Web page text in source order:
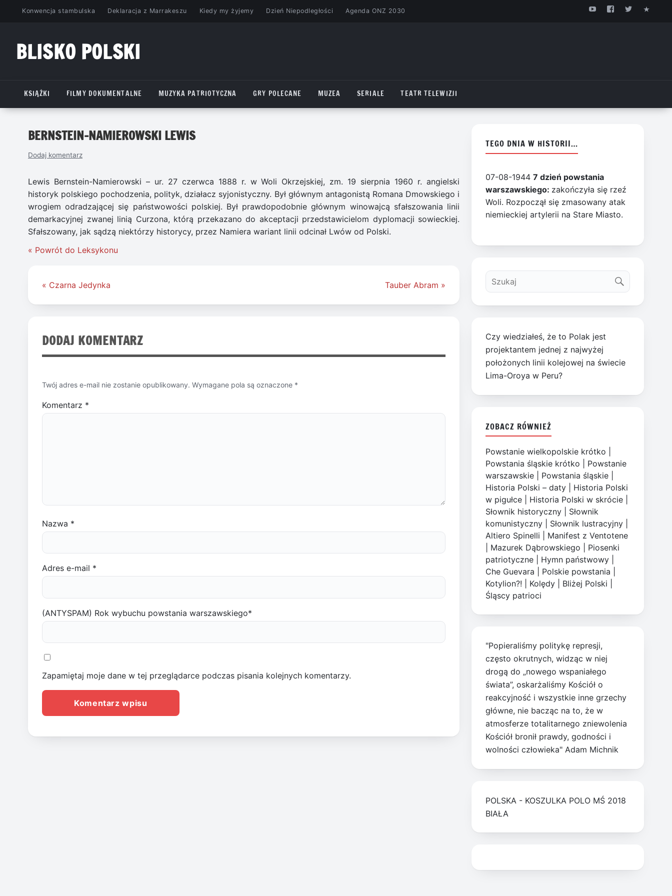
PrzejdźKonwencja stambulska Deklaracja z Marrakeszu Kiedy my żyjemy Dzień Niepodległości Agenda ONZ 2030
BLISKO POLSKI
KSIĄŻKI
FILMY DOKUMENTALNE MUZYKA PATRIOTYCZNA GRY POLECANE MUZEA SERIALE TEATR TELEWIZJI
BERNSTEIN-NAMIEROWSKI LEWIS
Dodaj komentarz
Lewis Bernstein-Namierowski – ur. 27 czerwca 1888 r. w Woli Okrzejskiej, zm. 19 sierpnia 1960 r. angielski
historyk polskiego pochodzenia, polityk, działacz syjonistyczny. Był głównym antagonistą Romana Dmowskiego i
wrogiem odradzającej się państwowości polskiej. Był prawdopodobnie głównym winowajcą sfałszowania linii
demarkacyjnej zwanej linią Curzona, którą przekazano do akceptacji przedstawicielom dyplomacji sowieckiej.
Sfałszowany, jak sądzą niektórzy historycy, przez Namiera wariant linii odcinał Lwów od Polski.
« Powrót do Leksykonu
Nawigacja
« Czarna Jedynka Tauber Abram »
DODAJ KOMENTARZ
Twój adres e-mail nie zostanie opublikowany. Wymagane pola są oznaczone *
Komentarz *
Nazwa *
Adres e-mail *
(ANTYSPAM) Rok wybuchu powstania warszawskiego*
Zapamiętaj moje dane w tej przeglądarce podczas pisania kolejnych komentarzy.
TEGO DNIA W HISTORII…
07-08-19447 dzień powstania
warszawskiego: zakończyła się rzeź
Woli. Rozpoczął się zmasowany atak
niemieckiej artylerii na Stare Miasto.
Czy wiedziałeś, że to Polak jest
projektantem jednej z najwyżej
położonych linii kolejowej na świecie
Lima-Oroya w Peru?
ZOBACZ RÓWNIEŻ
Powstanie wielkopolskie krótko
Powstania śląskie krótko
Powstanie
warszawskie
Powstania śląskie
Historia Polski – daty
Historia Polski
w pigułce
Historia Polski w skrócie
Słownik historyczny
Słownik
komunistyczny
Słownik lustracyjny
Altiero Spinelli
Manifest z Ventotene
Mazurek Dąbrowskiego
Piosenki
patriotyczne
Hymn państwowy
Che Guevara
Polskie powstania
Kotylion?!
Kolędy Bliżej Polski
Śląscy patrioci
"Popieraliśmy politykę represji,
często okrutnych, widząc w niej
drogą do „nowego wspaniałego
świata”, oskarżaliśmy Kościół o
reakcyjność i wszystkie inne grzechy
główne, nie bacząc na to, że w
atmosferze totalitarnego zniewolenia
Kościół bronił prawdy, godności i
wolności człowieka" Adam Michnik
POLSKA - KOSZULKA POLO MŚ 2018
BIAŁA